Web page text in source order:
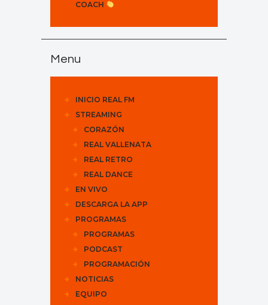
COACH
Menu
INICIO REAL FM
STREAMING
CORAZÓN
REAL VALLENATA
REAL RETRO
REAL DANCE
EN VIVO
DESCARGA LA APP
PROGRAMAS
PROGRAMAS
PODCAST
PROGRAMACIÓN
NOTICIAS
EQUIPO